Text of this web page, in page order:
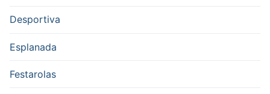
Desportiva
Esplanada
Festarolas